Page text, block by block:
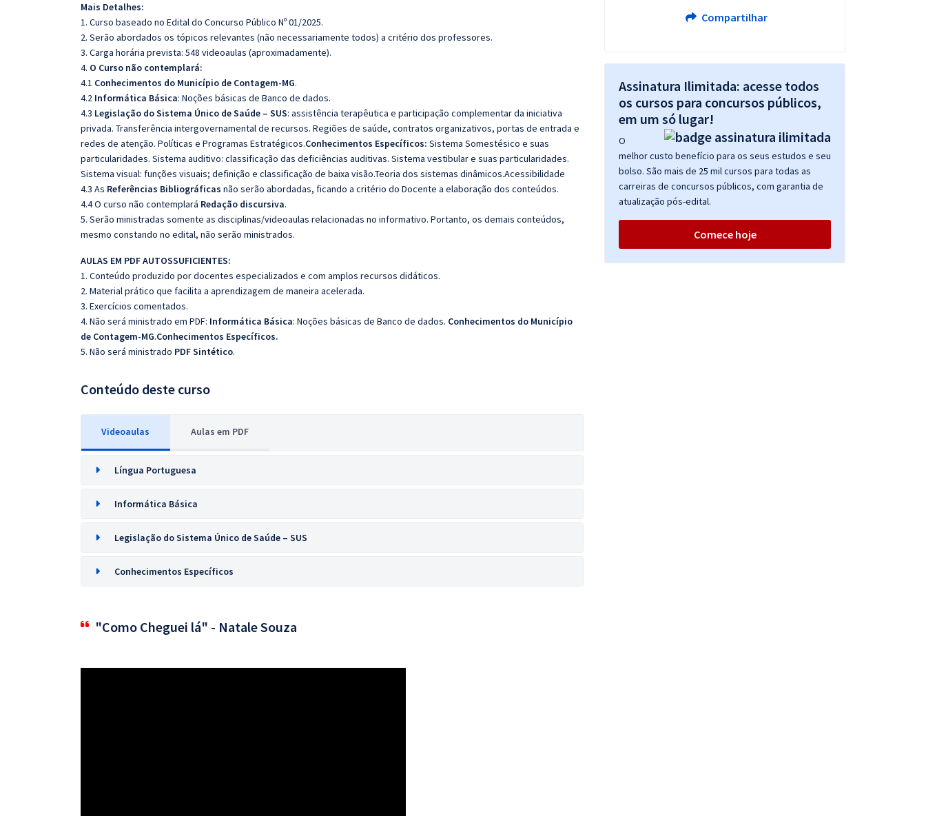
Mais Detalhes:
1. Curso baseado no Edital do Concurso Público Nº 01/2025.
2. Serão abordados os tópicos relevantes (não necessariamente todos) a critério dos professores.
3. Carga horária prevista: 548 videoaulas (aproximadamente).
4. O Curso não contemplará:
4.1 Conhecimentos do Município de Contagem-MG.
4.2 Informática Básica: Noções básicas de Banco de dados.
4.3 Legislação do Sistema Único de Saúde – SUS: assistência terapêutica e participação complementar da iniciativa
privada. Transferência intergovernamental de recursos. Regiões de saúde, contratos organizativos, portas de entrada e
redes de atenção. Políticas e Programas Estratégicos.Conhecimentos Específicos: Sistema Somestésico e suas
particularidades. Sistema auditivo: classificação das deficiências auditivas. Sistema vestibular e suas particularidades.
Sistema visual: funções visuais; definição e classificação de baixa visão.Teoria dos sistemas dinâmicos.Acessibilidade
4.3 As Referências Bibliográficas não serão abordadas, ficando a critério do Docente a elaboração dos conteúdos.
4.4 O curso não contemplará Redação discursiva.
5. Serão ministradas somente as disciplinas/videoaulas relacionadas no informativo. Portanto, os demais conteúdos,
mesmo constando no edital, não serão ministrados.
AULAS EM PDF AUTOSSUFICIENTES:
1. Conteúdo produzido por docentes especializados e com amplos recursos didáticos.
2. Material prático que facilita a aprendizagem de maneira acelerada.
3. Exercícios comentados.
4. Não será ministrado em PDF: Informática Básica: Noções básicas de Banco de dados. Conhecimentos do Município
de Contagem-MG.Conhecimentos Específicos.
5. Não será ministrado PDF Sintético.
Conteúdo deste curso
Videoaulas Aulas em PDF
Língua Portuguesa
Informática Básica
Legislação do Sistema Único de Saúde – SUS
Conhecimentos Específicos
"Como Cheguei lá" - Natale Souza
Compartilhar
Assinatura Ilimitada: acesse todos
os cursos para concursos públicos,
em um só lugar!
O
melhor custo benefício para os seus estudos e seu
bolso. São mais de 25 mil cursos para todas as
carreiras de concursos públicos, com garantia de
atualização pós-edital.
Comece hoje